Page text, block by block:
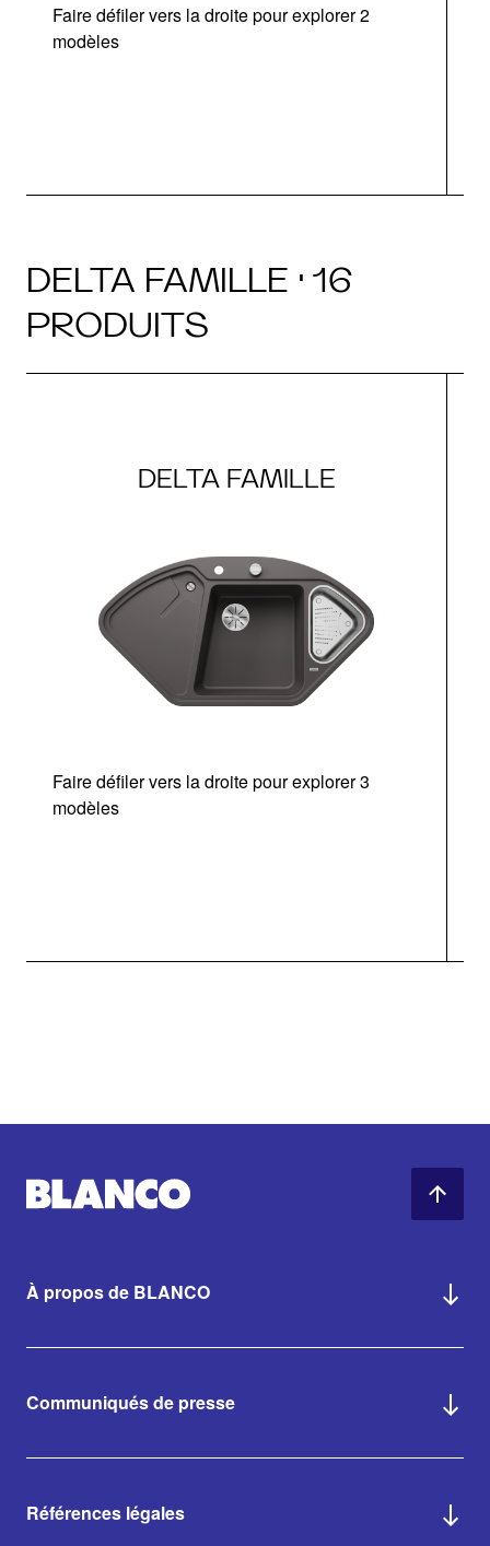
Faire défiler vers la droite pour explorer 2
modèles
DELTA FAMILLE · 16
PRODUITS
DELTA FAMILLE
Faire défiler vers la droite pour explorer 3
modèles
À propos de BLANCO
Communiqués de presse
Références légales